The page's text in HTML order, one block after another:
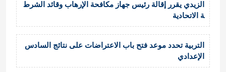
الزيدي يقرر إقالة رئيس جهاز مكافحة الإرهاب وقائد الشرط
ة الاتحادية
التربية تحدد موعد فتح باب الاعتراضات على نتائج السادس
الإعدادي